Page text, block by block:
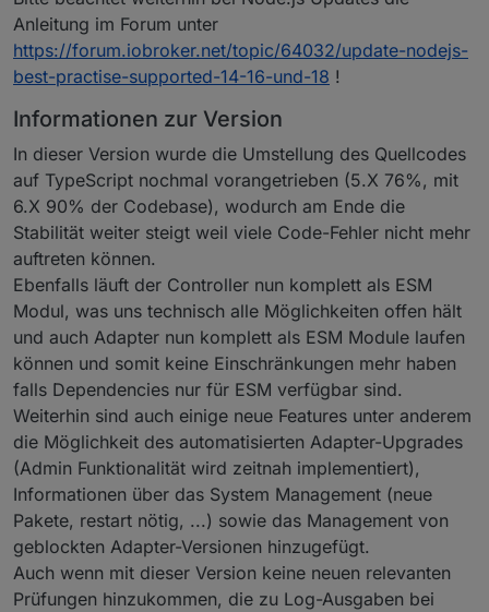
Anleitung im Forum unter
https://forum.iobroker.net/topic/64032/update-nodejs-
best-practise-supported-14-16-und-18 !
Informationen zur Version
In dieser Version wurde die Umstellung des Quellcodes
auf TypeScript nochmal vorangetrieben (5.X 76%, mit
6.X 90% der Codebase), wodurch am Ende die
Stabilität weiter steigt weil viele Code-Fehler nicht mehr
auftreten können.
Ebenfalls läuft der Controller nun komplett als ESM
Modul, was uns technisch alle Möglichkeiten offen hält
und auch Adapter nun komplett als ESM Module laufen
können und somit keine Einschränkungen mehr haben
falls Dependencies nur für ESM verfügbar sind.
Weiterhin sind auch einige neue Features unter anderem
die Möglichkeit des automatisierten Adapter-Upgrades
(Admin Funktionalität wird zeitnah implementiert),
Informationen über das System Management (neue
Pakete, restart nötig, ...) sowie das Management von
geblockten Adapter-Versionen hinzugefügt.
Auch wenn mit dieser Version keine neuen relevanten
Prüfungen hinzukommen, die zu Log-Ausgaben bei